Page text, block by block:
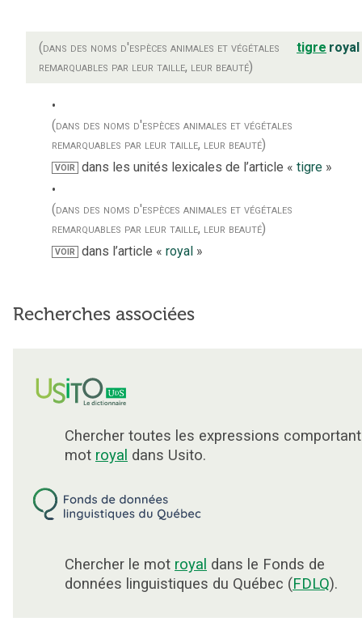
(dans des noms d'espèces animales et végétales
remarquables par leur taille, leur beauté)
tigre royal
(dans des noms d'espèces animales et végétales
remarquables par leur taille, leur beauté)
VOIR dans les unités lexicales de l’article «tigre »
(dans des noms d'espèces animales et végétales
remarquables par leur taille, leur beauté)
VOIR dans l’article «royal »
Recherches associées
Chercher toutes les expressions
mot royal dans Usito.
Chercher le mot royal dans le Fonds de
données linguistiques du Québec (FDLQ).